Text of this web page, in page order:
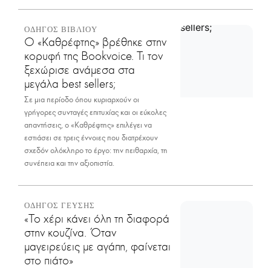
ΟΔΗΓΟΣ ΒΙΒΛΙΟΥ
Ο «Καθρέφτης» βρέθηκε στην
κορυφή της Bookvoice. Τι τον
ξεχώρισε ανάμεσα στα
μεγάλα best sellers;
Σε μια περίοδο όπου κυριαρχούν οι
γρήγορες συνταγές επιτυχίας και οι εύκολες
απαντήσεις, ο «Καθρέφτης» επιλέγει να
εστιάσει σε τρεις έννοιες που διατρέχουν
σχεδόν ολόκληρο το έργο: την πειθαρχία, τη
συνέπεια και την αξιοπιστία.
ΟΔΗΓΟΣ ΓΕΥΣΗΣ
«Το χέρι κάνει όλη τη διαφορά
στην κουζίνα. Όταν
μαγειρεύεις με αγάπη, φαίνεται
στο πιάτο»